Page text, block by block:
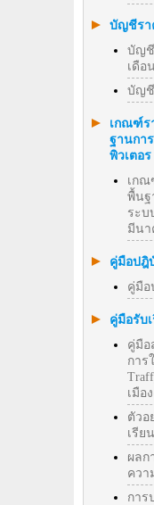
บัญชีรา
บัญ
เดือ
บัญ
เกณฑ์ร
ฐานกา
พิวเตอร
เก
พื้นฐ
ระบ
มีนา
คู่มือปฎิ
คู่มือ
คู่มือรับ
คู่มือ
การ
เมือ
ตัวอ
เรีย
ผลก
ควา
การ